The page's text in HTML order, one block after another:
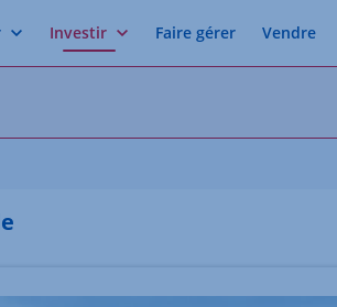
Investir Faire gérer Vendre